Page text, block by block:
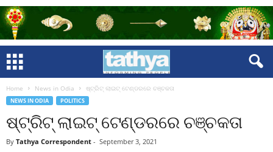
Home News in Odia ଷ୍ଟ୍ରିଟ୍‍ ଲାଇଟ୍ ଟେଣ୍ଡରରେ ଚଞ୍ଚକତା
NEWS IN ODIA POLITICS
ଷ୍ଟ୍ରିଟ୍‍ ଲାଇଟ୍ ଟେଣ୍ଡରରେ ଚଞ୍ଚକତା
By Tathya Correspondent - September 3, 2021